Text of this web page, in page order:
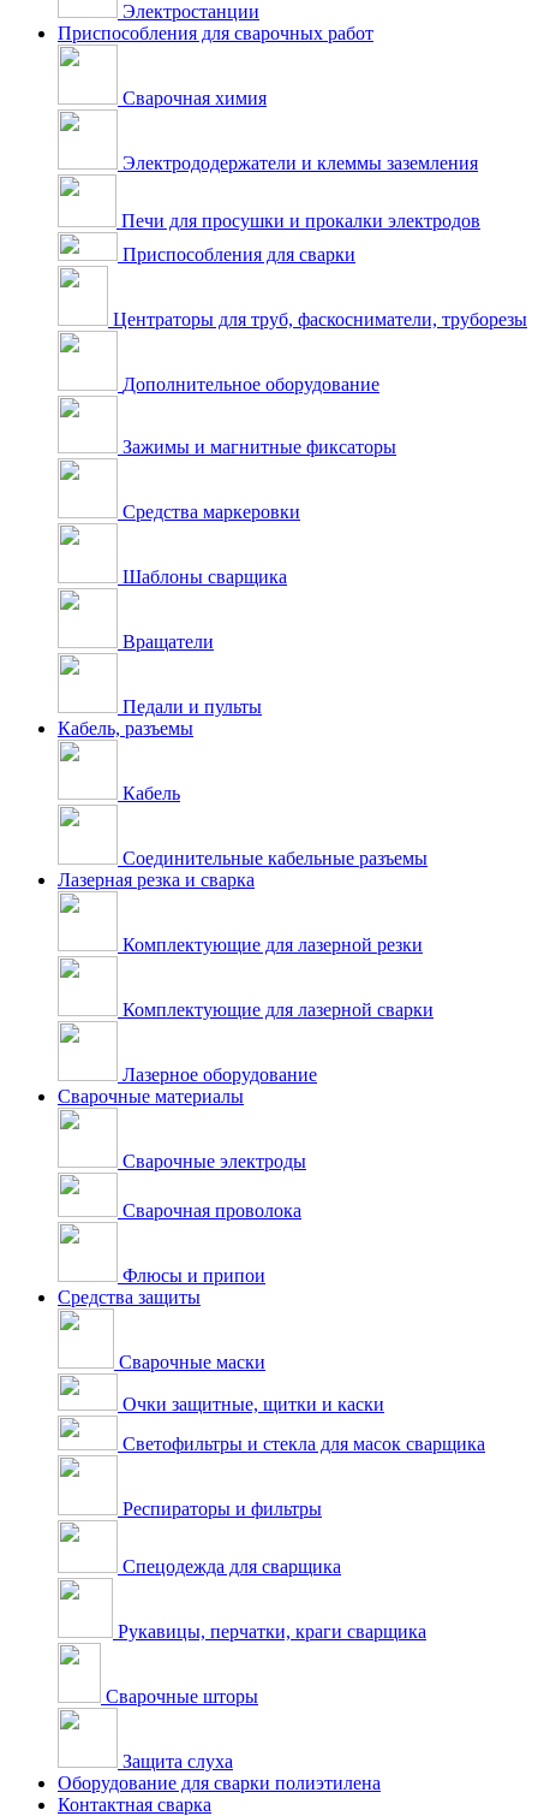
Электростанции
Приспособления для сварочных работ
Сварочная химия
Электрододержатели и клеммы заземления
Печи для просушки и прокалки электродов
Приспособления для сварки
Центраторы для труб, фаскосниматели, труборезы
Дополнительное оборудование
Зажимы и магнитные фиксаторы
Средства маркеровки
Шаблоны сварщика
Вращатели
Педали и пульты
Кабель, разъемы
Кабель
Соединительные кабельные разъемы
Лазерная резка и сварка
Комплектующие для лазерной резки
Комплектующие для лазерной сварки
Лазерное оборудование
Сварочные материалы
Сварочные электроды
Сварочная проволока
Флюсы и припои
Средства защиты
Сварочные маски
Очки защитные, щитки и каски
Светофильтры и стекла для масок сварщика
Респираторы и фильтры
Спецодежда для сварщика
Рукавицы, перчатки, краги сварщика
Сварочные шторы
Защита слуха
Оборудование для сварки полиэтилена
Контактная сварка